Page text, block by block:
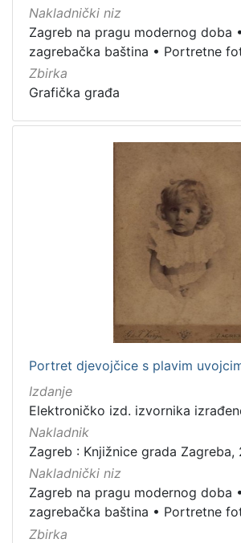
Nakladnički niz
Zagreb na pragu modernog doba •
zagrebačka baština • Portretne
Zbirka
Grafička građa
Portret djevojčice s plavim
Izdanje
Elektroničko izd. izvornika
Nakladnik
Zagreb : Knjižnice grada Zagreba,
Nakladnički niz
Zagreb na pragu modernog doba •
zagrebačka baština • Portretne
Zbirka